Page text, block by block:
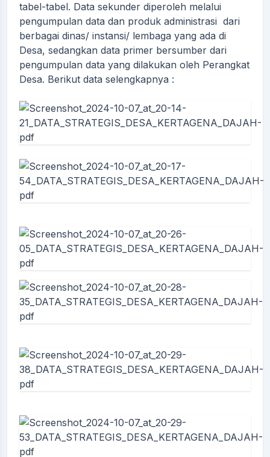
tabel-tabel. Data sekunder diperoleh melalui
pengumpulan data dan produk administrasi dari
berbagai dinas/ instansi/ lembaga yang ada di
Desa, sedangkan data primer bersumber dari
pengumpulan data yang dilakukan oleh Perangkat
Desa. Berikut data selengkapnya :